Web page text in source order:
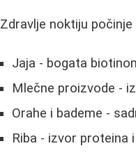
Zdravlje noktiju
Jaja - bogata
Mlečne proizvode -
Orahe i bademe -
Riba - izvor proteina